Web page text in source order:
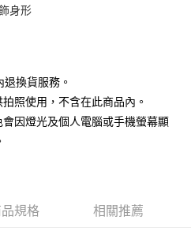
兆豐國際商業銀行
永豐商業銀行
中國信託商業銀行
哥大用戶可立即使用無須另外申請。
身形
換貨服務。
照使用，不含在此商品內。
因燈光及個人電腦或手機螢幕顯
規格 相關推薦